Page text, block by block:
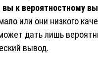
вы к вероятностному
или они низкого
дать лишь
вывод.